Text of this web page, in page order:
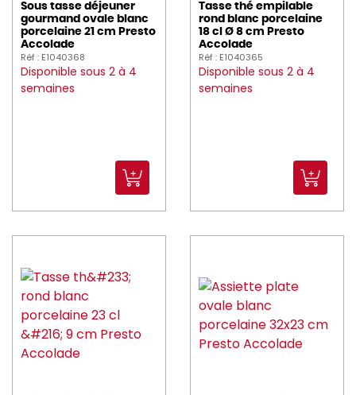
Sous tasse déjeuner
gourmand ovale blanc
porcelaine 21 cm Presto
Accolade
Réf : E1040368
Disponible sous 2 à 4
semaines
Tasse thé empilable
rond blanc porcelaine
18 cl Ø 8 cm Presto
Accolade
Réf : E1040365
Disponible sous 2 à 4
semaines